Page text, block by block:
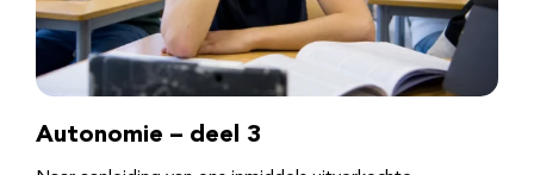
Autonomie – deel 3